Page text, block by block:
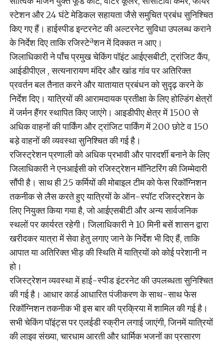
स्टेशन और 24 घंटे मेडिकल सहायता जैसे समुचित प्रबंध सुनिश्चित
किए गए हैं। हाईस्पीड इन्टरनेट की अल्टरनेट सुविधा उपलब्ध कराने
के निर्देश दिए ताकि रजिस्टेªशन में दिक्कत न आए।
जिलाधिकारी ने पाँच प्रमुख चेकिंग पॉइंट आईएसबीटी, ट्रांजिट कैंप,
आईडीपीएल , सत्यनारायण मंदिर और खांड गांव पर अतिरिक्त
प्रवर्तन बल तैनात करने और यातायात प्रबंधन को सुदृढ़ करने के
निर्देश दिए। यात्रियों की आरामदायक प्रतीक्षा के लिए होल्डिंग क्षेत्रों
में जर्मन हैंगर स्थापित किए जाएंगे। आइडीपीए क्षेत्र में 1500 से
अधिक वाहनों की पार्किंग और ट्रांजिट पार्किंग में 200 छोटे व 150
बड़े वाहनों की व्यवस्था सुनिश्चित की गई है।
रजिस्ट्रेशन प्रणाली को अधिक प्रभावी और पारदर्शी बनाने के लिए
जिलाधिकारी ने एनआईसी को रजिस्ट्रेशन मॉनिटरिंग की जिम्मेदारी
सौंपी है। साथ ही 25 कर्मियों की मोबाइल टीम को फेस रिकॉग्निशन
तकनीक से लैस करते हुए यात्रियों के ऑन-स्पॉट रजिस्ट्रेशन के
लिए नियुक्त किया गया है, जो आईएसबीटी और अन्य सार्वजनिक
स्थलों पर कार्यरत रहेगी। जिलाधिकारी ने 10 मिनी बसें शासन द्वारा
खरीदकर यात्रा में सेवा हेतु लगाए जाने के निर्देश भी दिए हैं, ताकि
आपात या अतिरिक्त भीड़ की स्थिति में यात्रियों को कोई परेशानी न
हो।
रजिस्ट्रेशन व्यवस्था में हाई-स्पीड इंटरनेट की उपलब्धता सुनिश्चित
की गई है। आधार कार्ड आधारित पंजीकरण के साथ-साथ फेस
रिकॉग्निशन तकनीक भी इस बार की प्रक्रिया में शामिल की गई है।
सभी चेकिंग पॉइंट्स पर एलईडी स्क्रीन लगाई जाएंगी, जिनमें यात्रियों
की लाइव संख्या, चारधाम आरती और धार्मिक भजनों का प्रसारण